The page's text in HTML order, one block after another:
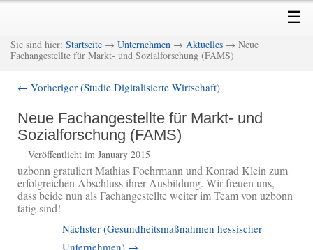
Skip
primary
content
Skip
secondary
content
☰
Sie sind hier: Startseite → Unternehmen → Aktuelles → Neue
Fachangestellte für Markt- und Sozialforschung (FAMS)
navigation
← Vorheriger (Studie Digitalisierte Wirtschaft)
Neue Fachangestellte für Markt- und
Sozialforschung (FAMS)
Veröffentlicht im January 2015
uzbonn gratuliert Mathias Foehrmann und Konrad Klein zum
erfolgreichen Abschluss ihrer Ausbildung. Wir freuen uns,
dass beide nun als Fachangestellte weiter im Team von uzbonn
tätig sind!
Nächster (Gesundheitsmaßnahmen hessischer
Unternehmen) →